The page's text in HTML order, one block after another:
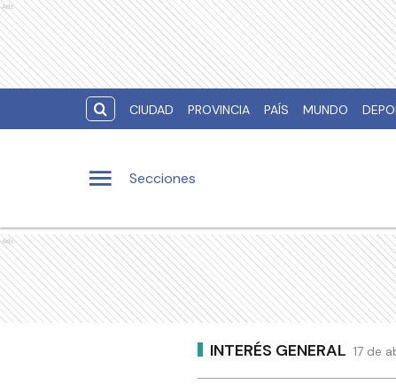
Ads
CIUDAD PROVINCIA PAÍS MUNDO
Secciones
Ads
INTERÉS GENERAL 17 de